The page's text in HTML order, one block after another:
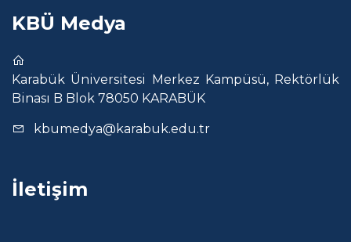
KBÜ Medya
Karabük Üniversitesi Merkez Kampüsü, Rektörlük
Binası B Blok 78050 KARABÜK
kbumedya@karabuk.edu.tr
İletişim